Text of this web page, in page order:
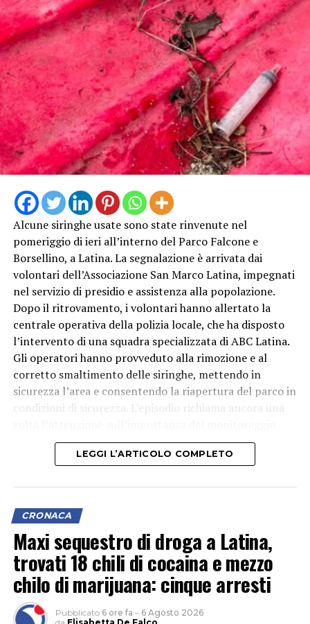
Alcune siringhe usate sono state rinvenute nel
pomeriggio di ieri all’interno del Parco Falcone e
Borsellino, a Latina. La segnalazione è arrivata dai
volontari dell’Associazione San Marco Latina, impegnati
nel servizio di presidio e assistenza alla popolazione.
Dopo il ritrovamento, i volontari hanno allertato la
centrale operativa della polizia locale, che ha disposto
l’intervento di una squadra specializzata di ABC Latina.
Gli operatori hanno provveduto alla rimozione e al
corretto smaltimento delle siringhe, mettendo in
sicurezza l’area e consentendo la riapertura del parco in
condizioni di sicurezza. L’episodio richiama ancora una
degli spazi pubblici, in particolare delle aree verdi
frequentate quotidianamente da famiglie e bambini.
LEGGI L’ARTICOLO COMPLETO
CRONACA
Maxi sequestro di droga a Latina,
trovati 18 chili di cocaina e mezzo
chilo di marijuana: cinque arresti
Pubblicato 6 ore fa – 6 Agosto 2026